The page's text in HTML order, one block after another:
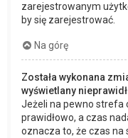
zarejestrowanym
by się zarejestrować.
Na górę
Została wykonana
wyświetlany
Jeżeli na pewno strefa
prawidłowo, a czas
oznacza to, że czas